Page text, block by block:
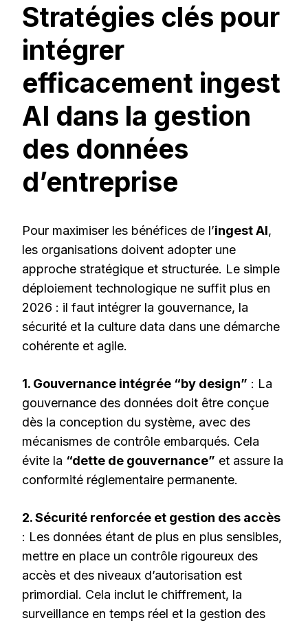
Stratégies clés pour
intégrer
efficacement ingest
AI dans la gestion
des données
d’entreprise
Pour maximiser les bénéfices de l’ingest AI,
les organisations doivent adopter une
approche stratégique et structurée. Le simple
déploiement technologique ne suffit plus en
2026 : il faut intégrer la gouvernance, la
sécurité et la culture data dans une démarche
cohérente et agile.
1. Gouvernance intégrée “by design” : La
gouvernance des données doit être conçue
dès la conception du système, avec des
mécanismes de contrôle embarqués. Cela
évite la “dette de gouvernance” et assure la
conformité réglementaire permanente.
2. Sécurité renforcée et gestion des accès
: Les données étant de plus en plus sensibles,
mettre en place un contrôle rigoureux des
accès et des niveaux d’autorisation est
primordial. Cela inclut le chiffrement, la
surveillance en temps réel et la gestion des